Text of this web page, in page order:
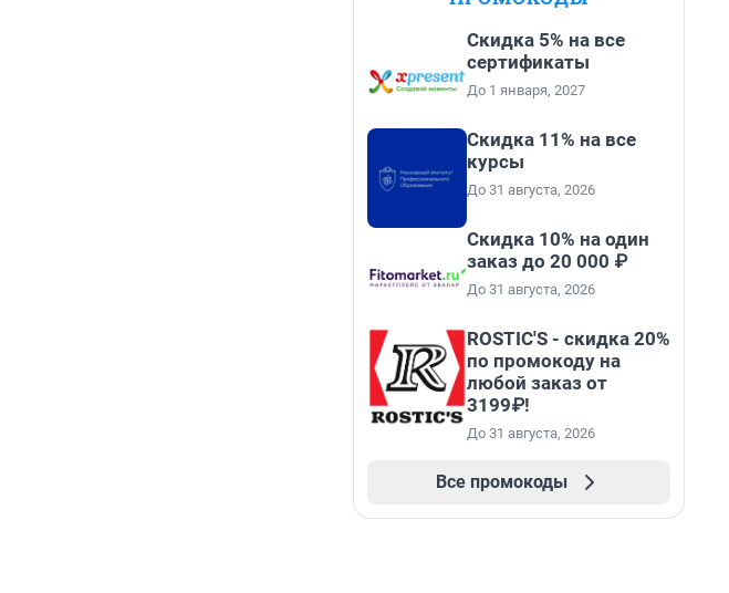
Скидка 5% на все
сертификаты
До 1 января, 2027
Скидка 11% на все
курсы
До 31 августа, 2026
Скидка 10% на один
заказ до 20 000 ₽
До 31 августа, 2026
ROSTIC'S - скидка 20%
по промокоду на
любой заказ от
3199₽!
До 31 августа, 2026
Все промокоды